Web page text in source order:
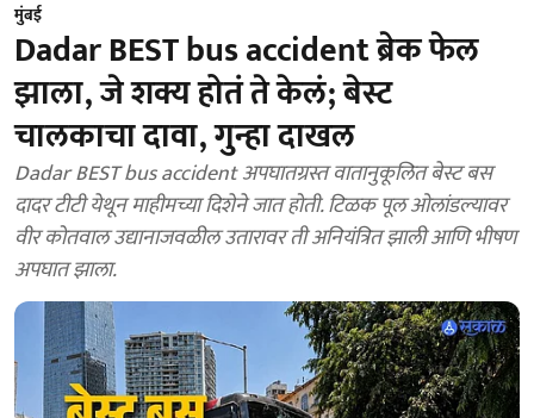
मुंबई
Dadar BEST bus accident ब्रेक फेल
झाला, जे शक्य होतं ते केलं; बेस्ट
चालकाचा दावा, गुन्हा दाखल
Dadar BEST bus accident अपघातग्रस्त वातानुकूलित बेस्ट बस
दादर टीटी येथून माहीमच्या दिशेने जात होती. टिळक पूल ओलांडल्यावर
वीर कोतवाल उद्यानाजवळील उतारावर ती अनियंत्रित झाली आणि भीषण
अपघात झाला.